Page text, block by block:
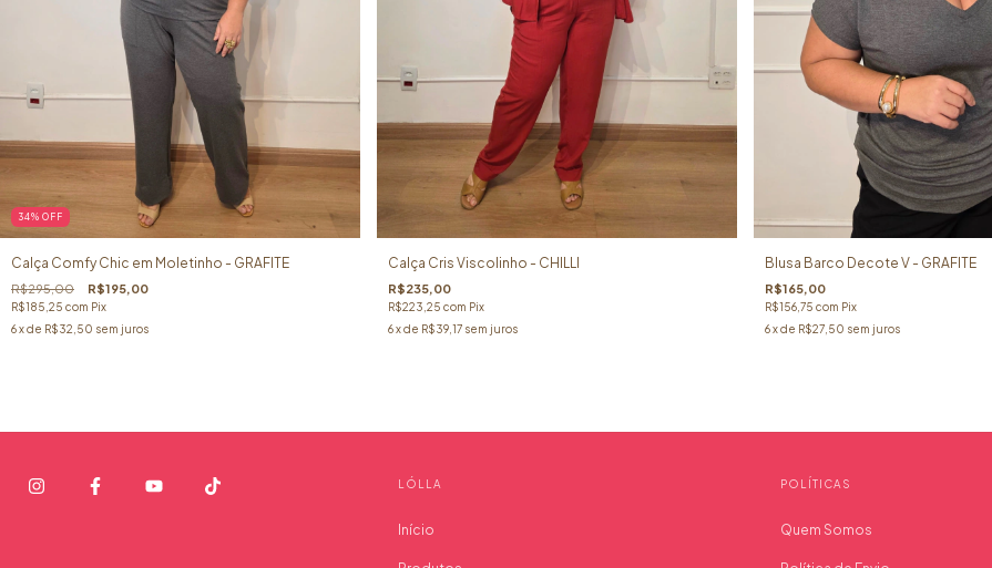
34% OFF
Calça Comfy Chic em Moletinho - GRAFITE
R$295,00 R$195,00
R$185,25 com Pix
6x de R$32,50 sem juros
Calça Cris Viscolinho - CHILLI
R$235,00
R$223,25 com Pix
6x de R$39,17 sem juros
Blusa Barco Decote V - GRAFITE
R$165,00
R$156,75 com Pix
6 x de R$27,50 sem juros
LÓLLA
Início
POLÍTICAS
Quem Somos